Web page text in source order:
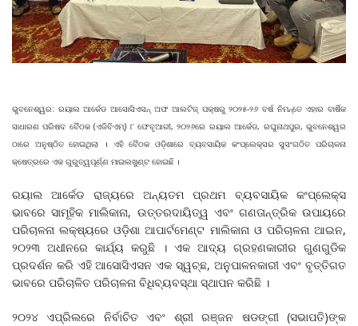
ଭୁବନେଶ୍ୱର: ରୟାଲ ଆର୍କେଡ ଆସୋସିଏସନ୍‌ ଅଫ ଆଲଟିଜ୍‌ ପକ୍ଷରୁ ୨୦୨୫-୨୬ ବର୍ଷ ନିମନ୍ତେ ଏହାର ବାର୍ଷିକ
ସାଧାରଣ ପରିଷଦ ବୈଠକ (ଏଜିବିଏମ୍‌) ୮ ଫେବୃଆରୀ, ୨୦୨୬ରେ ରୟାଲ ଆର୍କେଡ, ରଘୁନାଥପୁର, ଭୁବନେଶ୍ୱର
ଠାରେ ଅନୁଷ୍ଠିତ ହୋଇଥିଲା । ଏହି ବୈଠକ ଓଡ଼ିଶାରେ ବ୍ୟବସାୟିକ କଂପ୍ଲେକ୍ସର ସୁସଂଗଠିତ ପରିଚାଳନା
କ୍ଷେତ୍ରରେ ଏକ ଗୁରୁତ୍ୱପୂର୍ଣ୍ଣ ମାଇଲଖୁଣ୍ଟ ହୋଇଛି ।
ରୟାଲ ଆର୍କେଡ ରାଜ୍ୟରେ ଅନ୍ୟତମ ପ୍ରଥମ ବ୍ୟବସାୟିକ କଂପ୍ଲେକ୍ସ
ଭାବରେ ସାମୂହିକ ମାଲିକାନା, ଉତ୍ତରଦାୟିତ୍ୱ ଏବଂ ଗଣତାନ୍ତ୍ରିକ ଉପାୟରେ
ପରିଚାଳନା ଲକ୍ଷ୍ୟରେ ଓଡ଼ିଶା ଆପାର୍ଟମେଣ୍ଟ ମାଲିକାନା ଓ ପରିଚାଳନା ଆଇନ,
୨୦୨୩ ଅଧୀନରେ କାର୍ଯ୍ୟ କରୁଛି । ଏକ ଆଦ୍ୟ ଗ୍ରହଣକାରୀର ଗୁଣଗୁଡିକ
ପ୍ରଦର୍ଶନ କରି ଏହି ଆସୋସିଏସନ ଏକ ସ୍ୱଚ୍ଛ, ଅନୁପାଳନକାରୀ ଏବଂ ବୃତ୍ତିଗତ
ଭାବରେ ପରିଚାଳିତ ପରିଚାଳନା ବିଧିବ୍ୟବସ୍ଥା ସ୍ଥାପନ କରିଛି ।
୨୦୨୪ ଏପ୍ରିଲରେ ନିର୍ବାଚିତ ଏବଂ ଶ୍ରୀ ରଞ୍ଜନ ଷଡଙ୍ଗୀ (ସଭାପତି)ଙ୍କ